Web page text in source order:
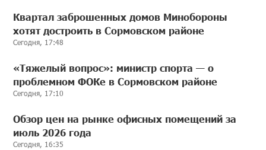
Квартал заброшенных домов Минобороны
хотят достроить в Сормовском районе
Сегодня, 17:48
«Тяжелый вопрос»: министр спорта — о
проблемном ФОКе в Сормовском районе
Сегодня, 17:10
Обзор цен на рынке офисных помещений за
июль 2026 года
Сегодня, 16:35